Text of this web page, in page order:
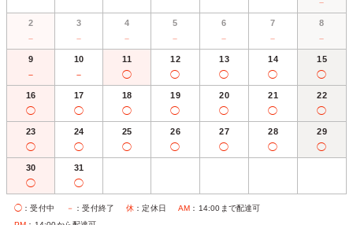
－
2
－
3
－
4
－
5
－
6
－
7
－
8
－
9
－
10
－
11
◯
12
◯
13
◯
14
◯
15
◯
16
◯
17
◯
18
◯
19
◯
20
◯
21
◯
22
◯
23
◯
24
◯
25
◯
26
◯
27
◯
28
◯
29
◯
30
◯
31
◯
◯ ：受付中 － ：受付終了 休 ：定休日 AM ：14:00まで配達可